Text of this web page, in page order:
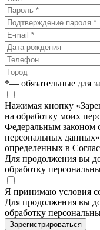
*— обязательные для
Нажимая кнопку
на обработку моих
Федеральным законом
персональных
определенных в
Для продолжения вы
обработку
Я принимаю условия
Для продолжения вы
обработку
Зарегистрироваться